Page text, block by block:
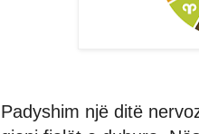
Padyshim një ditë